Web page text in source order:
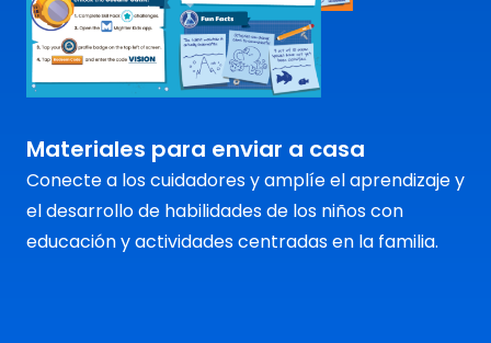
Materiales para enviar a casa
Conecte a los cuidadores y amplíe el aprendizaje y
el desarrollo de habilidades de los niños con
educación y actividades centradas en la familia.